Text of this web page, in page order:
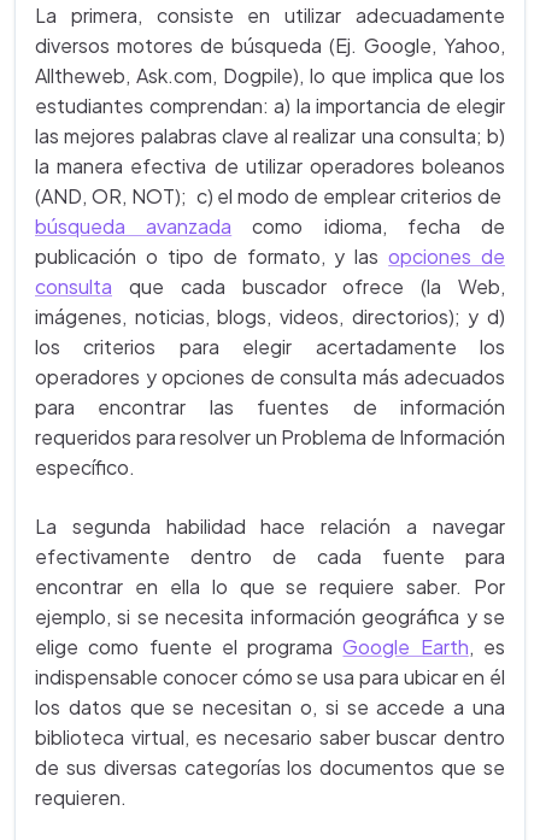
La primera, consiste en utilizar adecuadamente
diversos motores de búsqueda (Ej. Google, Yahoo,
Alltheweb, Ask.com, Dogpile), lo que implica que los
estudiantes comprendan: a) la importancia de elegir
las mejores palabras clave al realizar una consulta; b)
la manera efectiva de utilizar operadores boleanos
(AND, OR, NOT); c) el modo de emplear criterios de
búsqueda avanzada como idioma, fecha de
publicación o tipo de formato, y lasopciones de
consulta que cada buscador ofrece (la Web,
imágenes, noticias, blogs, videos, directorios); y d)
los criterios para elegir acertadamente los
operadores y opciones de consulta más adecuados
para encontrar las fuentes de información
requeridos para resolver un Problema de Información
específico.
La segunda habilidad hace relación a navegar
efectivamente dentro de cada fuente para
encontrar en ella lo que se requiere saber. Por
ejemplo, si se necesita información geográfica y se
elige como fuente el programaGoogle Earth, es
indispensable conocer cómo se usa para ubicar en él
los datos que se necesitan o, si se accede a una
biblioteca virtual, es necesario saber buscar dentro
de sus diversas categorías los documentos que se
requieren.